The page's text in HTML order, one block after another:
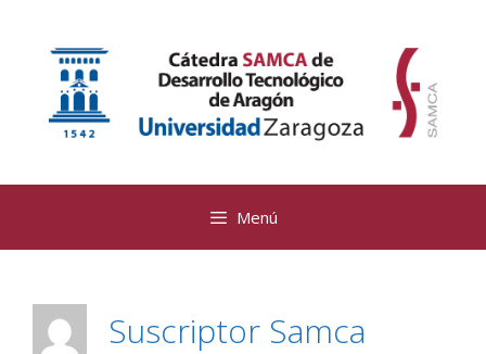
contenido
Menú
Suscriptor Samca